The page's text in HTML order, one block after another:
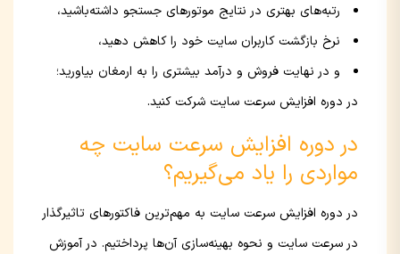
رتبه‌های بهتری در نتایج موتورهای جستجو داشته‌باشید،
نرخ بازگشت کاربران سایت خود را کاهش دهید،
و در نهایت فروش و درآمد بیشتری را به ارمغان بیاورید؛
در دوره افزایش سرعت سایت شرکت کنید.
در دوره افزایش سرعت سایت چه
مواردی را یاد می‌گیریم؟
در دوره افزایش سرعت سایت به مهم‌ترین فاکتورهای تاثیرگذار
در سرعت سایت و نحوه بهینه‌سازی آن‌ها پرداختیم. در آموزش